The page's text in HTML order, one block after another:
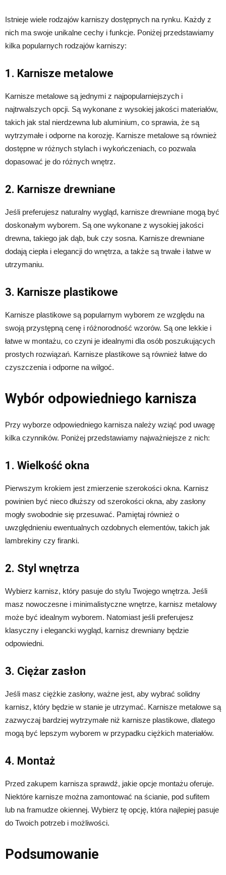
Istnieje wiele rodzajów karniszy dostępnych na rynku. Każdy z
nich ma swoje unikalne cechy i funkcje. Poniżej przedstawiamy
kilka popularnych rodzajów karniszy:
1. Karnisze metalowe
Karnisze metalowe są jednymi z najpopularniejszych i
najtrwalszych opcji. Są wykonane z wysokiej jakości materiałów,
takich jak stal nierdzewna lub aluminium, co sprawia, że są
wytrzymałe i odporne na korozję. Karnisze metalowe są również
dostępne w różnych stylach i wykończeniach, co pozwala
dopasować je do różnych wnętrz.
2. Karnisze drewniane
Jeśli preferujesz naturalny wygląd, karnisze drewniane mogą być
doskonałym wyborem. Są one wykonane z wysokiej jakości
drewna, takiego jak dąb, buk czy sosna. Karnisze drewniane
dodają ciepła i elegancji do wnętrza, a także są trwałe i łatwe w
utrzymaniu.
3. Karnisze plastikowe
Karnisze plastikowe są popularnym wyborem ze względu na
swoją przystępną cenę i różnorodność wzorów. Są one lekkie i
łatwe w montażu, co czyni je idealnymi dla osób poszukujących
prostych rozwiązań. Karnisze plastikowe są również łatwe do
czyszczenia i odporne na wilgoć.
Wybór odpowiedniego karnisza
Przy wyborze odpowiedniego karnisza należy wziąć pod uwagę
kilka czynników. Poniżej przedstawiamy najważniejsze z nich:
1. Wielkość okna
Pierwszym krokiem jest zmierzenie szerokości okna. Karnisz
powinien być nieco dłuższy od szerokości okna, aby zasłony
mogły swobodnie się przesuwać. Pamiętaj również o
uwzględnieniu ewentualnych ozdobnych elementów, takich jak
lambrekiny czy firanki.
2. Styl wnętrza
Wybierz karnisz, który pasuje do stylu Twojego wnętrza. Jeśli
masz nowoczesne i minimalistyczne wnętrze, karnisz metalowy
może być idealnym wyborem. Natomiast jeśli preferujesz
klasyczny i elegancki wygląd, karnisz drewniany będzie
odpowiedni.
3. Ciężar zasłon
Jeśli masz ciężkie zasłony, ważne jest, aby wybrać solidny
karnisz, który będzie w stanie je utrzymać. Karnisze metalowe są
zazwyczaj bardziej wytrzymałe niż karnisze plastikowe, dlatego
mogą być lepszym wyborem w przypadku ciężkich materiałów.
4. Montaż
Przed zakupem karnisza sprawdź, jakie opcje montażu oferuje.
Niektóre karnisze można zamontować na ścianie, pod sufitem
lub na framudze okiennej. Wybierz tę opcję, która najlepiej pasuje
do Twoich potrzeb i możliwości.
Podsumowanie